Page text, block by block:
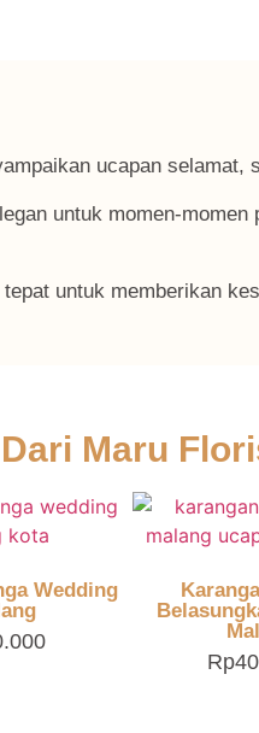
ucapan selamat,
untuk momen-
untuk memberikan
Dari Maru
Wedding
Rp